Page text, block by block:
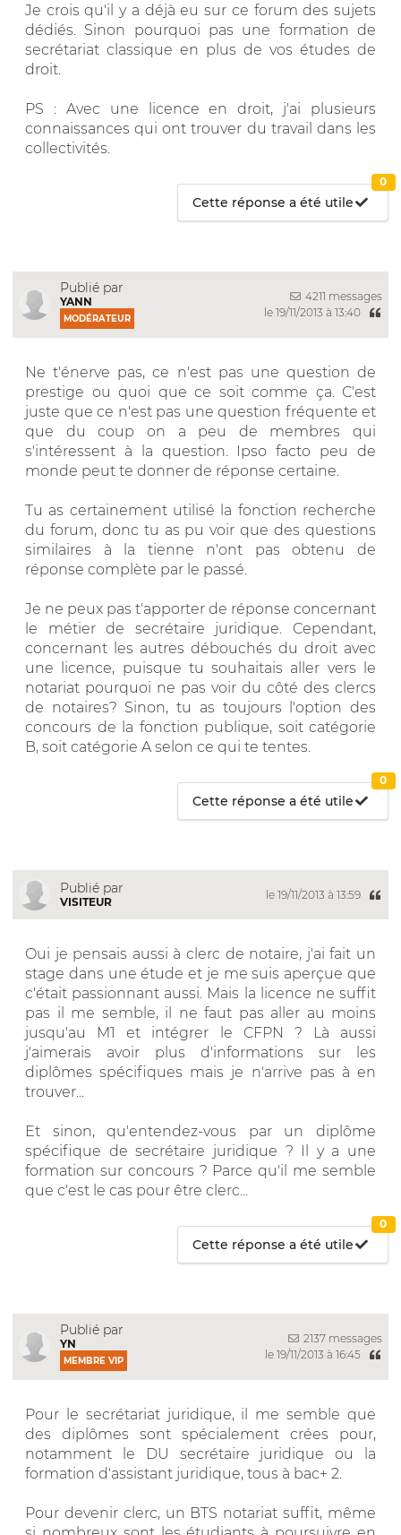
Je crois qu'il y a déjà eu sur ce forum des sujets
dédiés. Sinon pourquoi pas une formation de
secrétariat classique en plus de vos études de
droit.
PS : Avec une licence en droit, j'ai plusieurs
connaissances qui ont trouver du travail dans les
collectivités.
Cette réponse a été utile
0
Publié par
YANN
MODÉRATEUR
4211 messages
le 19/11/2013 à 13:40
Ne t'énerve pas, ce n'est pas une question de
prestige ou quoi que ce soit comme ça. C'est
juste que ce n'est pas une question fréquente et
que du coup on a peu de membres qui
s'intéressent à la question. Ipso facto peu de
monde peut te donner de réponse certaine.
Tu as certainement utilisé la fonction recherche
du forum, donc tu as pu voir que des questions
similaires à la tienne n'ont pas obtenu de
réponse complète par le passé.
Je ne peux pas t'apporter de réponse concernant
le métier de secrétaire juridique. Cependant,
concernant les autres débouchés du droit avec
une licence, puisque tu souhaitais aller vers le
notariat pourquoi ne pas voir du côté des clercs
de notaires? Sinon, tu as toujours l'option des
concours de la fonction publique, soit catégorie
B, soit catégorie A selon ce qui te tentes.
Cette réponse a été utile
0
Publié par
VISITEUR
le 19/11/2013 à 13:59
Oui je pensais aussi à clerc de notaire, j'ai fait un
stage dans une étude et je me suis aperçue que
c'était passionnant aussi. Mais la licence ne suffit
pas il me semble, il ne faut pas aller au moins
jusqu'au M1 et intégrer le CFPN ? Là aussi
j'aimerais avoir plus d'informations sur les
diplômes spécifiques mais je n'arrive pas à en
trouver...
Et sinon, qu'entendez-vous par un diplôme
spécifique de secrétaire juridique ? Il y a une
formation sur concours ? Parce qu'il me semble
que c'est le cas pour être clerc...
Cette réponse a été utile
0
Publié par
YN
MEMBRE VIP
2137 messages
le 19/11/2013 à 16:45
Pour le secrétariat juridique, il me semble que
des diplômes sont spécialement crées pour,
notamment le DU secrétaire juridique ou la
formation d'assistant juridique, tous à bac+ 2.
Pour devenir clerc, un BTS notariat suffit, même